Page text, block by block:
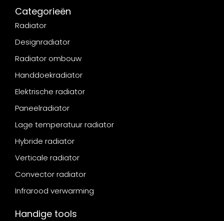
Categorieën
Radiator
Designradiator
Radiator ombouw
Handdoekradiator
Elektrische radiator
Paneelradiator
Lage temperatuur radiator
Hybride radiator
Verticale radiator
Convector radiator
Infrarood verwarming
Handige tools